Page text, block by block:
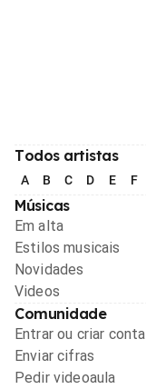
Todos artistas
A B C D E F
Músicas
Em alta
Estilos musicais
Novidades
Videos
Comunidade
Entrar ou criar conta
Enviar cifras
Pedir videoaula